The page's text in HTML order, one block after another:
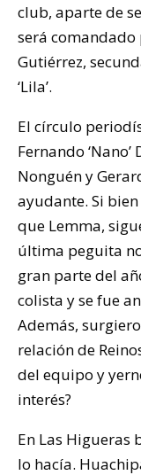
club, aparte de
será
Gutiérrez,
‘Lila’.
El círculo
Fernando
Nonguén y
ayudante. Si bien
que Lemma,
última peguita
gran parte del
colista y se fue
Además,
relación de
del equipo y
interés?
En Las Higueras
lo hacía.